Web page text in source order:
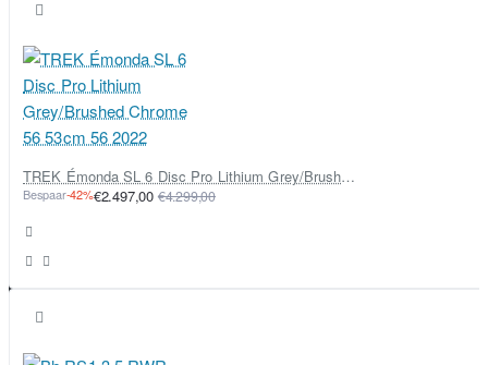
TREK Émonda SL 6 Disc Pro Lithium Grey/Brushed Chrome 56 53cm 56 2022
Bespaar-42%€2.497,00 €4.299,00